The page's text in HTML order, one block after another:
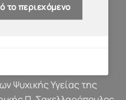
το περιεχόμενο
Ψυχικής Υγείας της